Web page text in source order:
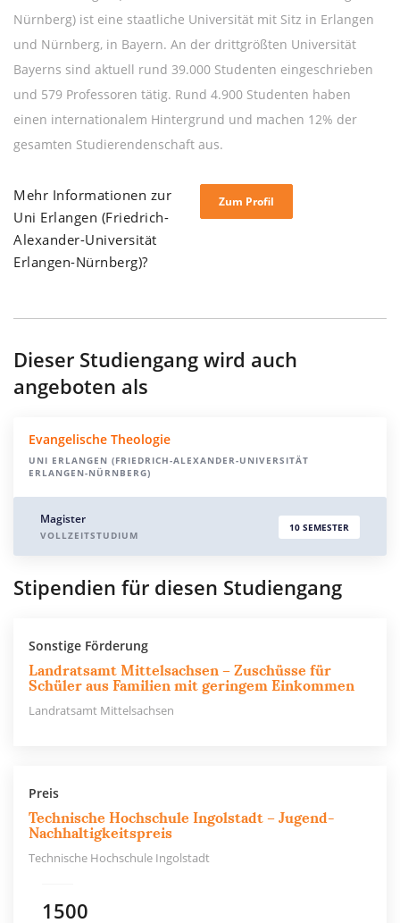
Nürnberg) ist eine staatliche Universität mit Sitz in Erlangen
und Nürnberg, in Bayern. An der drittgrößten Universität
Bayerns sind aktuell rund 39.000 Studenten eingeschrieben
und 579 Professoren tätig. Rund 4.900 Studenten haben
einen internationalem Hintergrund und machen 12% der
gesamten Studierendenschaft aus.
Mehr Informationen zur
Uni Erlangen (Friedrich-
Alexander-Universität
Erlangen-Nürnberg)?
Zum Profil
Dieser Studiengang wird auch
angeboten als
Evangelische Theologie
UNI ERLANGEN (FRIEDRICH-ALEXANDER-UNIVERSITÄT
ERLANGEN-NÜRNBERG)
Magister
VOLLZEITSTUDIUM
10 SEMESTER
Stipendien für diesen Studiengang
Sonstige Förderung
Landratsamt Mittelsachsen – Zuschüsse für
Schüler aus Familien mit geringem Einkommen
Landratsamt Mittelsachsen
Preis
Technische Hochschule Ingolstadt – Jugend-
Nachhaltigkeitspreis
Technische Hochschule Ingolstadt
1500